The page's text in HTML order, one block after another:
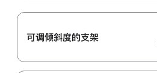
可调倾斜度的支架